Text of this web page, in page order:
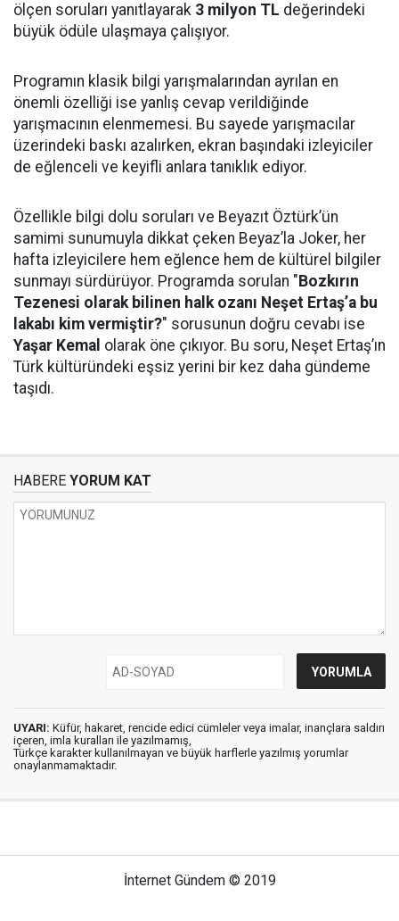
ölçen soruları yanıtlayarak 3 milyon TL değerindeki
büyük ödüle ulaşmaya çalışıyor.
Programın klasik bilgi yarışmalarından ayrılan en
önemli özelliği ise yanlış cevap verildiğinde
yarışmacının elenmemesi. Bu sayede yarışmacılar
üzerindeki baskı azalırken, ekran başındaki izleyiciler
de eğlenceli ve keyifli anlara tanıklık ediyor.
Özellikle bilgi dolu soruları ve Beyazıt Öztürk’ün
samimi sunumuyla dikkat çeken Beyaz’la Joker, her
hafta izleyicilere hem eğlence hem de kültürel bilgiler
sunmayı sürdürüyor. Programda sorulan " Bozkırın
Tezenesi olarak bilinen halk ozanı Neşet Ertaş’a bu
lakabı kim vermiştir?" sorusunun doğru cevabı ise
Yaşar Kemal olarak öne çıkıyor. Bu soru, Neşet Ertaş’ın
Türk kültüründeki eşsiz yerini bir kez daha gündeme
taşıdı.
HABERE YORUM KAT
UYARI: Küfür, hakaret, rencide edici cümleler veya imalar, inançlara saldırı
içeren, imla kuralları ile yazılmamış,
Türkçe karakter kullanılmayan ve büyük harflerle yazılmış yorumlar
onaylanmamaktadır.
İnternet Gündem © 2019